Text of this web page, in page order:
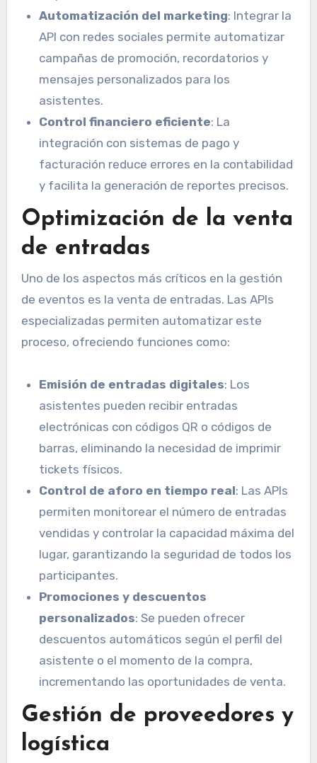
Automatización del marketing: Integrar la
API con redes sociales permite automatizar
campañas de promoción, recordatorios y
mensajes personalizados para los
asistentes.
Control financiero eficiente: La
integración con sistemas de pago y
facturación reduce errores en la contabilidad
y facilita la generación de reportes precisos.
Optimización de la venta
de entradas
Uno de los aspectos más críticos en la gestión
de eventos es la venta de entradas. Las APIs
especializadas permiten automatizar este
proceso, ofreciendo funciones como:
Emisión de entradas digitales: Los
asistentes pueden recibir entradas
electrónicas con códigos QR o códigos de
barras, eliminando la necesidad de imprimir
tickets físicos.
Control de aforo en tiempo real: Las APIs
permiten monitorear el número de entradas
vendidas y controlar la capacidad máxima del
lugar, garantizando la seguridad de todos los
participantes.
Promociones y descuentos
personalizados: Se pueden ofrecer
descuentos automáticos según el perfil del
asistente o el momento de la compra,
incrementando las oportunidades de venta.
Gestión de proveedores y
logística